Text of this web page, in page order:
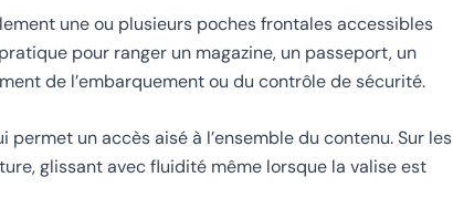
une ou plusieurs poches frontales accessibles
pour ranger un magazine, un passeport, un
de l’embarquement ou du contrôle de sécurité.
un accès aisé à l’ensemble du contenu. Sur les
glissant avec fluidité même lorsque la valise est